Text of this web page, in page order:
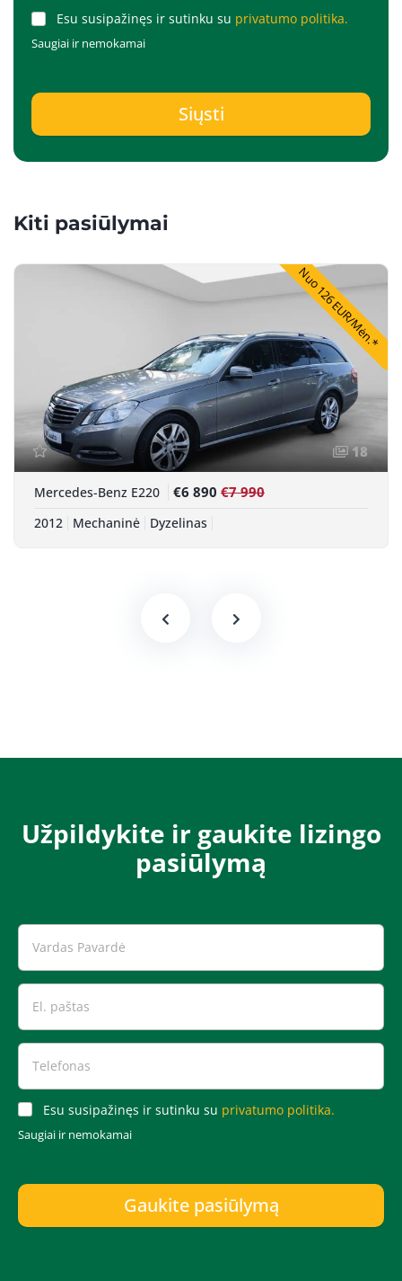
Esu susipažinęs ir sutinku su privatumo politika.
Saugiai ir nemokamai
Siųsti
Kiti pasiūlymai
Nuo 126 EUR/Mėn.*
18
Mercedes-Benz E220 €6 890 €7 990
2012 Mechaninė Dyzelinas
Užpildykite ir gaukite lizingo
pasiūlymą​​​
Esu susipažinęs ir sutinku su privatumo politika.
Saugiai ir nemokamai
Gaukite pasiūlymą